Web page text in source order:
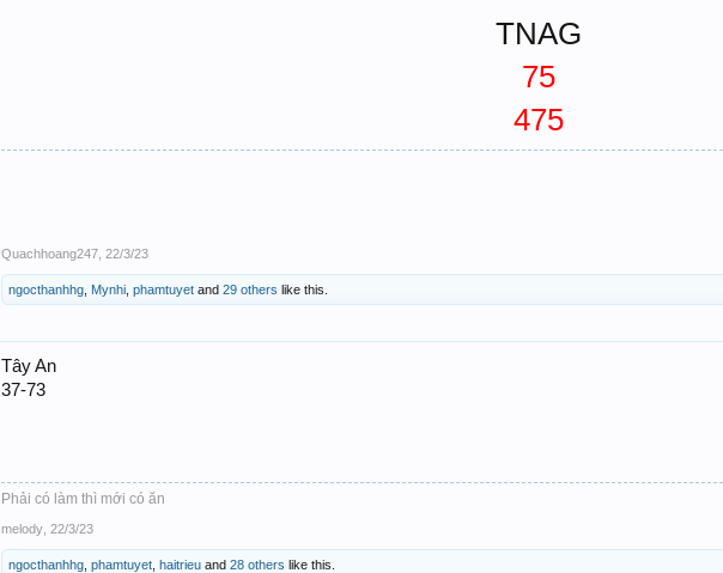
TNAG
75
475
Quachhoang247 22/3/23
ngocthanhhg Mynhi phamtuyet and 29 others like this.
Tây An
37-73
Phải có làm thì mới có ăn
melody 22/3/23
ngocthanhhg phamtuyet haitrieu and 28 others like this.